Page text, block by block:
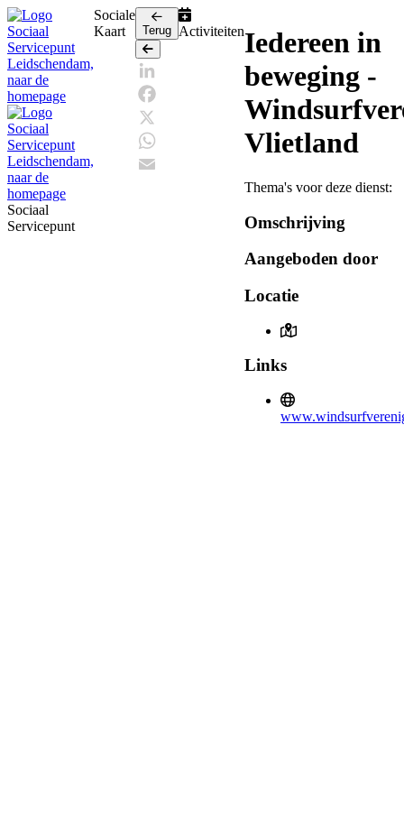
Sociaal
Servicepunt
Sociale
Kaart
Terug
Terug
LinkedIn
Facebook
X
WhatsApp
ActiviteitenIedereen in
beweging -
Vlietland
Thema's voor deze dienst:
Omschrijving
Aangeboden door
Locatie
Links